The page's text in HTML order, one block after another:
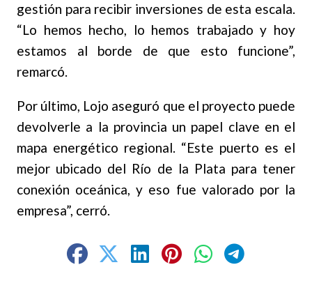
gestión para recibir inversiones de esta escala.
“Lo hemos hecho, lo hemos trabajado y hoy
estamos al borde de que esto funcione”,
remarcó.
Por último, Lojo aseguró que el proyecto puede
devolverle a la provincia un papel clave en el
mapa energético regional. “Este puerto es el
mejor ubicado del Río de la Plata para tener
conexión oceánica, y eso fue valorado por la
empresa”, cerró.